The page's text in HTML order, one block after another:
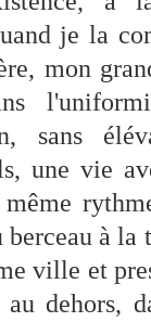
je la
mon
sans
une vie
même
à la
ville et
dehors,